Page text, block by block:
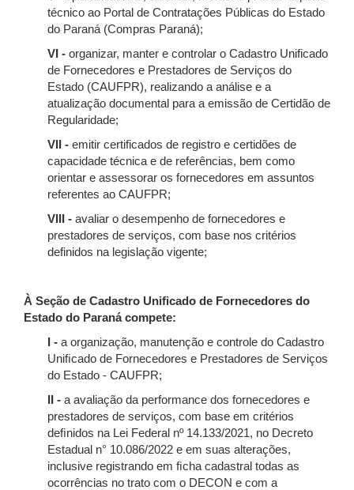
técnico ao Portal de Contratações Públicas do Estado
do Paraná (Compras Paraná);
VI - organizar, manter e controlar o Cadastro Unificado
de Fornecedores e Prestadores de Serviços do
Estado (CAUFPR), realizando a análise e a
atualização documental para a emissão de Certidão de
Regularidade;
VII - emitir certificados de registro e certidões de
capacidade técnica e de referências, bem como
orientar e assessorar os fornecedores em assuntos
referentes ao CAUFPR;
VIII - avaliar o desempenho de fornecedores e
prestadores de serviços, com base nos critérios
definidos na legislação vigente;
À Seção de Cadastro Uniﬁcado de Fornecedores do
Estado do Paraná compete:
I -a organização, manutenção e controle do Cadastro
Uniﬁcado de Fornecedores e Prestadores de Serviços
do Estado - CAUFPR;
II - a avaliação da performance dos fornecedores e
prestadores de serviços, com base em critérios
deﬁnidos na Lei Federal nº 14.133/2021, no Decreto
Estadual n° 10.086/2022 e em suas alterações,
inclusive registrando em ﬁcha cadastral todas as
ocorrências no trato com o DECON e com a